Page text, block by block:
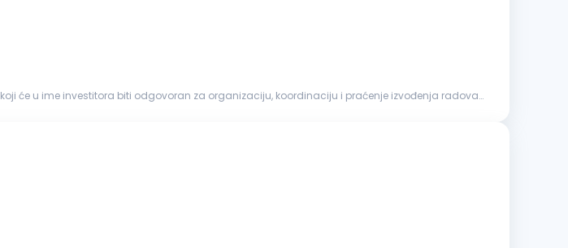
koji će u ime investitora biti odgovoran za organizaciju, koordinaciju i praćenje izvođenja radova,